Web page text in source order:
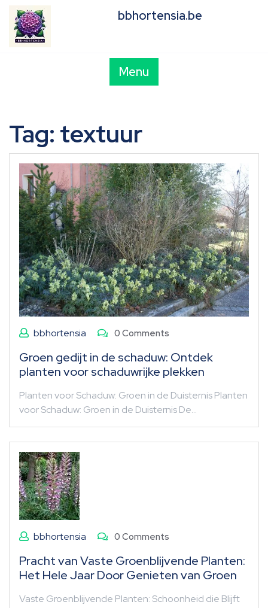
content
bbhortensia.be
Menu
Tag: textuur
bbhortensia 0 Comments
Groen gedijt in de schaduw: Ontdek
planten voor schaduwrijke plekken
Planten voor Schaduw: Groen in de Duisternis Planten
voor Schaduw: Groen in de Duisternis De…
bbhortensia 0 Comments
Pracht van Vaste Groenblijvende Planten:
Het Hele Jaar Door Genieten van Groen
Vaste Groenblijvende Planten: Schoonheid die Blijft